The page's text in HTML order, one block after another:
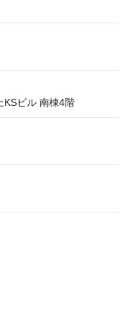
KSビル 南棟4階